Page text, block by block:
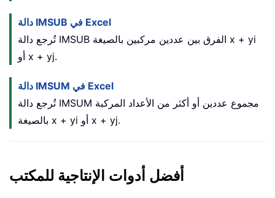
دالة IMSUB في Excel
تُرجع دالة IMSUB الفرق بين عددين مركبين بالصيغة x + yi
أو x + yj.
دالة IMSUM في Excel
تُرجع دالة IMSUM مجموع عددين أو أكثر من الأعداد المركبة
بالصيغة x + yi أو x + yj.
أفضل أدوات الإنتاجية للمكتب